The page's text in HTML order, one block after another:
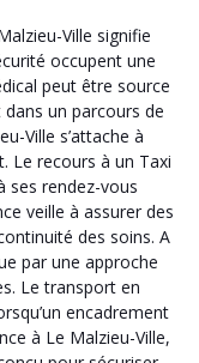
Ville signifie
occupent une
peut être source
dans un parcours de
Ville s’attache à
Le recours à un Taxi
ses rendez-vous
veille à assurer des
des soins. A
par une approche
Le transport en
encadrement
à Le Malzieu-Ville,